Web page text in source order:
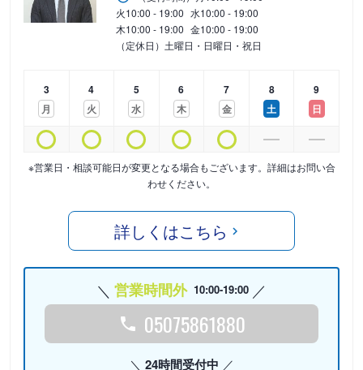
火10:00 - 19:00 水10:00 - 19:00
木10:00 - 19:00 金10:00 - 19:00
（定休日）土曜日・日曜日・祝日
3
月
4
火
5
水
6
木
7
金
8
土
9
日
※営業日・相談可能日が変更となる場合もございます。詳細はお問い合
わせください。
詳しくはこちら
営業時間外 10:00-19:00
05075861880
24時間受付中